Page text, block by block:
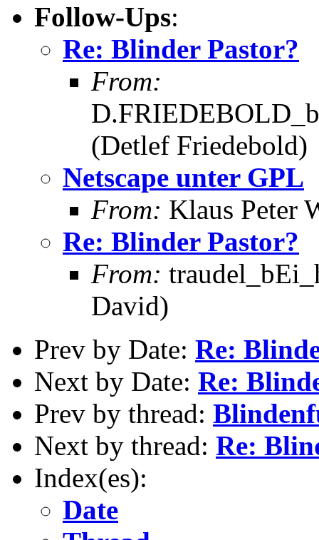
Follow-Ups:
Re: Blinder Pastor?
From:
(Detlef Friedebold)
Netscape unter GPL
From: Klaus Peter
Re: Blinder Pastor?
From:
David)
Prev by Date: Re:
Next by Date: Re:
Prev by thread:
Next by thread: Re:
Index(es):
Date